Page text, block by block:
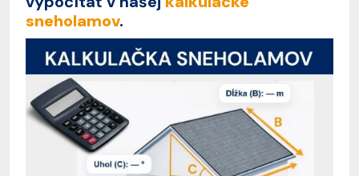
sneholamov.